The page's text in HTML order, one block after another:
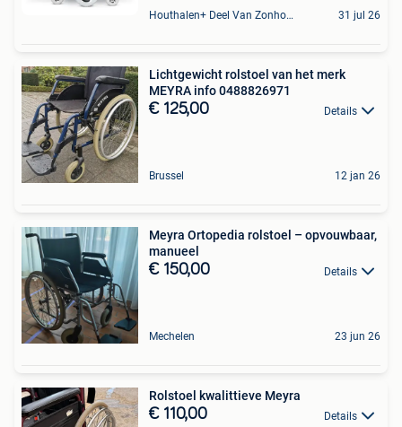
Houthalen+ Deel Van Zonhoven En Zolder 31 jul 26
Lichtgewicht rolstoel van het merk
MEYRA info 0488826971
€ 125,00 Details
Brussel 12 jan 26
Meyra Ortopedia rolstoel – opvouwbaar,
manueel
€ 150,00 Details
Mechelen 23 jun 26
Rolstoel kwalittieve Meyra
€ 110,00 Details